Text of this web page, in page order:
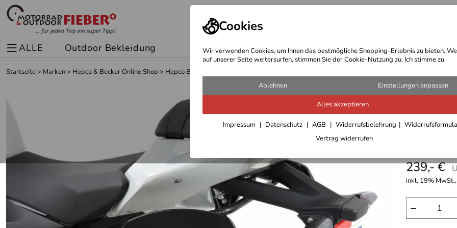
Cookies
Wir verwenden Cookies, um Ihnen das bestmögliche Shopping-Erlebnis zu bieten.
auf unserer Seite weitersurfen, stimmen Sie der Cookie-Nutzung zu. Ich stimme zu.
Ablehnen Einstellungen anpassen
Alles akzeptieren
Impressum Datenschutz AGB Widerrufsbelehrung
Vertrag widerrufen
ALLE Outdoor Bekleidung Sport Bekleidung Outdoor Ausrüstung
Startseite> Marken> Hepco & Becker Online Shop > Hepco Becker Träger
C-Bow
239,- €
inkl. 19%
−